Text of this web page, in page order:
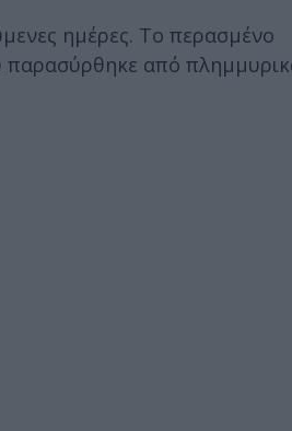
ημέρες. Το περασμένο
παρασύρθηκε από